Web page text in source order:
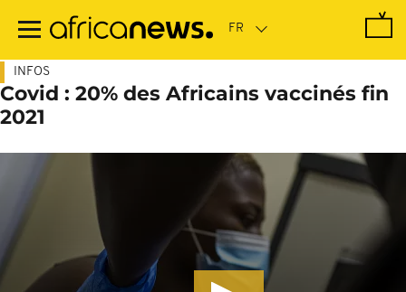
contenu
INFOS
Covid : 20% des Africains vaccinés fin
2021